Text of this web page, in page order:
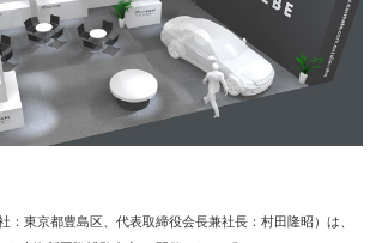
：東京都豊島区、代表取締役会長兼社長：村田隆昭）は、